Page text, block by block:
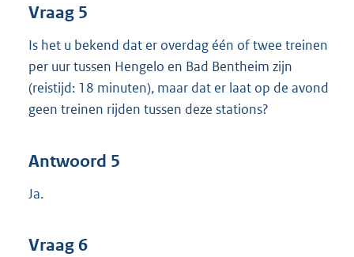
Vraag 5
Is het u bekend dat er overdag één of twee treinen
per uur tussen Hengelo en Bad Bentheim zijn
(reistijd: 18 minuten), maar dat er laat op de avond
geen treinen rijden tussen deze stations?
Antwoord 5
Ja.
Vraag 6